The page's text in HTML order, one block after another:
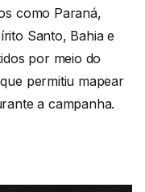
como Paraná,
Santo, Bahia e
por meio do
permitiu mapear
a campanha.